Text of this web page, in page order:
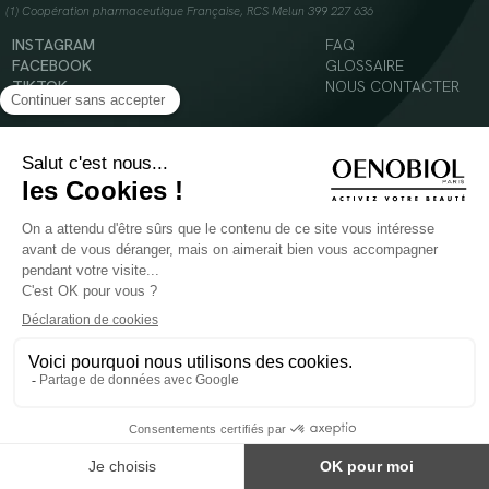
(1) Coopération pharmaceutique Française, RCS Melun 399 227 636
INSTAGRAM
FACEBOOK
TIKTOK
YOUTUBE
FAQ
GLOSSAIRE
NOUS CONTACTER
© 2024 Oenobiol Paris
Mentions légales
Politique en matière de cookies
POUR VOTRE SANTÉ, MANGEZ AU MOINS CINQ FRUITS ET LÉGUMES PAR JOUR -
Les complément alimentaires doivent être utilisés dans le cadre d'un mode de vie sain et
ne pas être utilisés comme substituts d'un régimes alimentaire varié et équilibré.